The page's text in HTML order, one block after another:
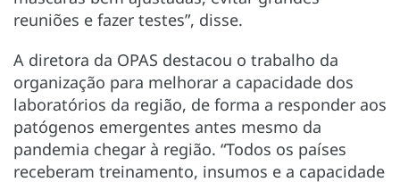
reuniões e fazer testes”, disse.
A diretora da OPAS destacou o trabalho da
organização para melhorar a capacidade dos
laboratórios da região, de forma a responder aos
patógenos emergentes antes mesmo da
pandemia chegar à região. “Todos os países
receberam treinamento, insumos e a capacidade